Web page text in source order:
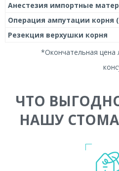
Анестезия импортные
Операция ампутации корня
Резекция верхушки корня
*Окончательная цена
ЧТО
НАШУ